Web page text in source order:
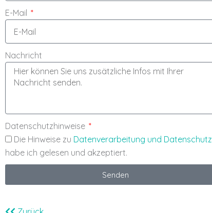
E-Mail
Nachricht
Datenschutzhinweise
Die Hinweise zu Datenverarbeitung und Datenschutz
habe ich gelesen und akzeptiert.
Senden